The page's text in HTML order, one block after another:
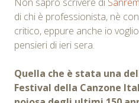
di chi è professionista, nè
critico, eppure anche io
pensieri di ieri sera.
Quella che è stata una
Festival della Canzone